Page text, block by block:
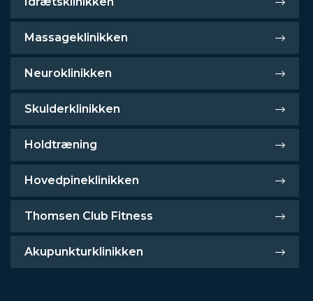
Massageklinikken
Neuroklinikken
Skulderklinikken
Holdtræning
Hovedpineklinikken
Thomsen Club Fitness
Akupunkturklinikken